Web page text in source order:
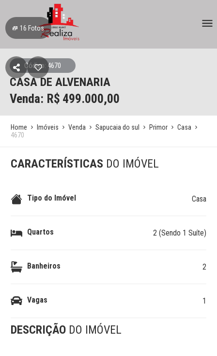
16 Fotos
Código: 4670
CASA DE ALVENARIA
Venda: R$ 499.000,00
Home Imóveis Venda Sapucaia do sul Primor
Casa
4670
CARACTERÍSTICAS DO IMÓVEL
Tipo do Imóvel Casa
Quartos 2 (Sendo 1 Suíte)
Banheiros 2
Vagas 1
DESCRIÇÃO DO IMÓVEL